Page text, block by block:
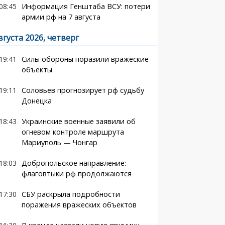
Информация Генштаба ВСУ: потери
армии рф на 7 августа
2026, четверг
Силы обороны поразили вражеские
объекты
Соловьев прогнозирует рф судьбу
Донецка
Украинские военные заявили об
огневом контроле маршрута
Мариуполь — Чонгар
Добропольское направление:
флаговтыки рф продолжаются
СБУ раскрыла подробности
поражения вражеских объектов